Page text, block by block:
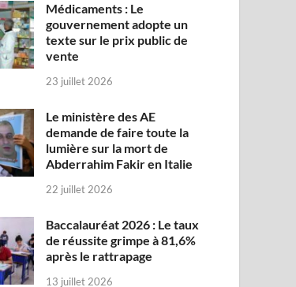
Médicaments : Le
gouvernement adopte un
texte sur le prix public de
vente
23 juillet 2026
Le ministère des AE
demande de faire toute la
lumière sur la mort de
Abderrahim Fakir en Italie
22 juillet 2026
Baccalauréat 2026 : Le taux
de réussite grimpe à 81,6%
après le rattrapage
13 juillet 2026